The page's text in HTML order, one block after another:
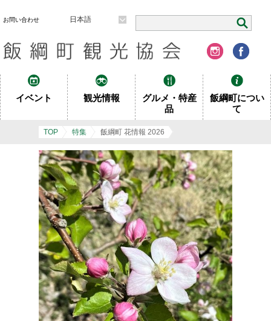
お問い合わせ 日本語
イベント 観光情報
グルメ・特産
品
飯綱町につい
て
TOP 特集 飯綱町 花情報 2026